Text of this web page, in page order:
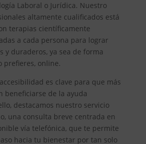
Laboral o Jurídica. Nuestro
altamente cualificados está
terapias científicamente
a cada persona para lograr
y duraderos, ya sea de forma
prefieres, online.
es clave para que más
beneficiarse de la ayuda
destacamos nuestro servicio
una consulta breve centrada en
vía telefónica, que te permite
hacia tu bienestar por tan solo